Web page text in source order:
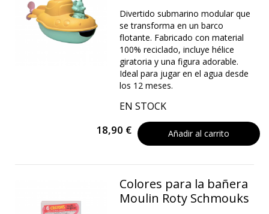
Divertido submarino modular que
se transforma en un barco
flotante. Fabricado con material
100% reciclado, incluye hélice
giratoria y una figura adorable.
Ideal para jugar en el agua desde
los 12 meses.
EN STOCK
18,90 € Añadir al carrito
Colores para la bañera
Moulin Roty Schmouks